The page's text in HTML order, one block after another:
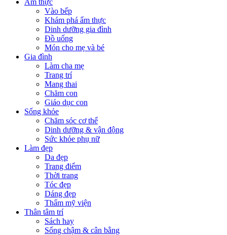
Ẩm thực
Vào bếp
Khám phá ẩm thực
Dinh dưỡng gia đình
Đồ uống
Món cho mẹ và bé
Gia đình
Làm cha mẹ
Trang trí
Mang thai
Chăm con
Giáo dục con
Sống khỏe
Chăm sóc cơ thể
Dinh dưỡng & vận động
Sức khỏe phụ nữ
Làm đẹp
Da đẹp
Trang điểm
Thời trang
Tóc đẹp
Dáng đẹp
Thẩm mỹ viện
Thân tâm trí
Sách hay
Sống chậm & cân bằng